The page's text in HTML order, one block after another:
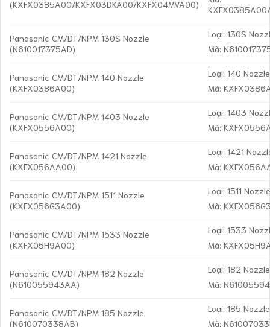
(KXFX0385A00/KXFX03DKA00/KXFX04MVA00)
Panasonic CM/DT/NPM 130S Nozzle
(N610017375AD)
Loại: 130S
Mã:
Panasonic CM/DT/NPM 140 Nozzle
(KXFX0386A00)
Loại: 140 Nozzle
Mã:
Panasonic CM/DT/NPM 1403 Nozzle
(KXFX0556A00)
Loại: 1403
Mã:
Panasonic CM/DT/NPM 1421 Nozzle
(KXFX056AA00)
Loại: 1421
Mã:
Panasonic CM/DT/NPM 1511 Nozzle
(KXFX056G3A00)
Loại: 1511
Mã:
Panasonic CM/DT/NPM 1533 Nozzle
(KXFX05H9A00)
Loại: 1533
Mã:
Panasonic CM/DT/NPM 182 Nozzle
(N610055943AA)
Loại: 182 Nozzle
Mã:
Panasonic CM/DT/NPM 185 Nozzle
(N610070338AB)
Loại: 185 Nozzle
Mã: